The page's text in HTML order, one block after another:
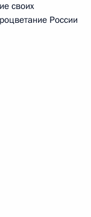
своих
России